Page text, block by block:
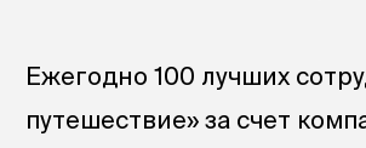
Ежегодно 100 лучших
путешествие» за счет